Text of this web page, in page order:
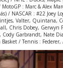
: Marc & Alex
/ NASCAR : #22 Joey
Valter, Quintana,
Chris Dobey, Gerwyn
Cody Garbrandt, Nate
/ Tennis : Federer,